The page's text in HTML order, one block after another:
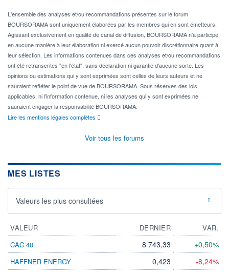
L'ensemble des analyses et/ou recommandations présentes sur le forum
BOURSORAMA sont uniquement élaborées par les membres qui en sont émetteurs.
Agissant exclusivement en qualité de canal de diffusion, BOURSORAMA n'a participé
en aucune manière à leur élaboration ni exercé aucun pouvoir discrétionnaire quant à
leur sélection. Les informations contenues dans ces analyses et/ou recommandations
ont été retranscrites "en l'état", sans déclaration ni garantie d'aucune sorte. Les
opinions ou estimations qui y sont exprimées sont celles de leurs auteurs et ne
sauraient refléter le point de vue de BOURSORAMA. Sous réserves des lois
applicables, ni l'information contenue, ni les analyses qui y sont exprimées ne
sauraient engager la responsabilité BOURSORAMA.
Lire les mentions légales complètes
Voir tous les forums
MES LISTES
Valeurs les plus consultées
VALEUR DERNIER
VAR.
CAC 40
8 743,33 +0,50%
HAFFNER ENERGY 0,423 -8,24%